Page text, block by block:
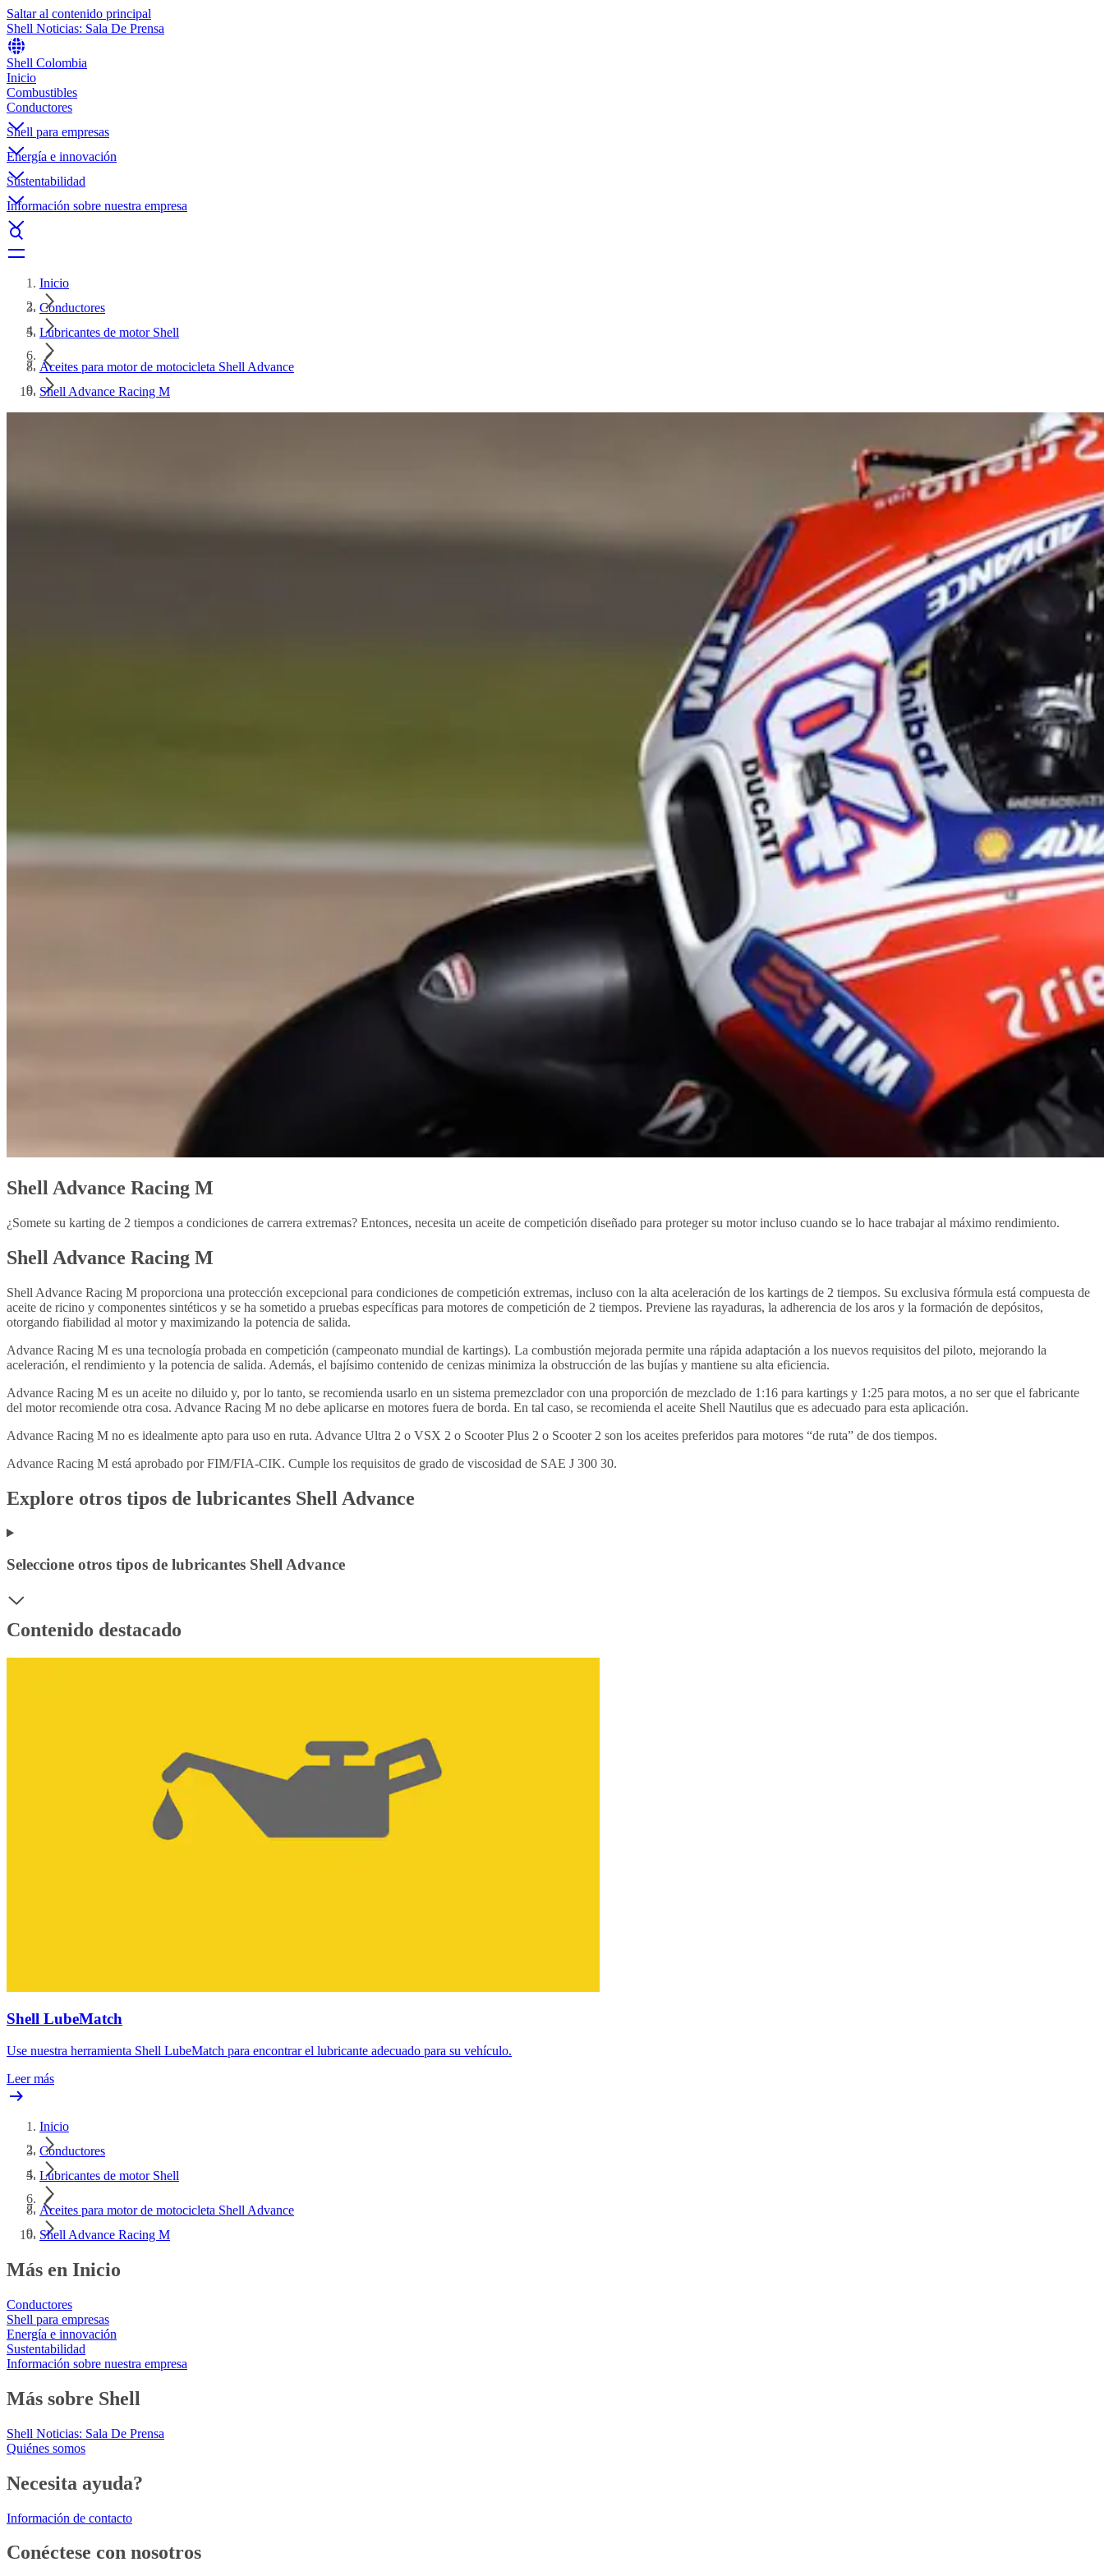
Saltar al contenido principal
Shell Noticias: Sala De Prensa
Shell Colombia
Inicio
Combustibles
Conductores
Shell para empresas
Energía e innovación
Sustentabilidad
Información sobre nuestra empresa
Inicio
Conductores
Lubricantes de motor Shell
Aceites para motor de motocicleta Shell Advance
Shell Advance Racing M
Shell Advance Racing M
¿Somete su karting de 2 tiempos a condiciones de carrera extremas? Entonces, necesita un aceite de competición diseñado para proteger su motor incluso cuando se lo hace trabajar al máximo rendimiento.
Shell Advance Racing M
Shell Advance Racing M proporciona una protección excepcional para condiciones de competición extremas, incluso con la alta aceleración de los kartings de 2 tiempos. Su exclusiva fórmula está compuesta de
aceite de ricino y componentes sintéticos y se ha sometido a pruebas específicas para motores de competición de 2 tiempos. Previene las rayaduras, la adherencia de los aros y la formación de depósitos,
otorgando fiabilidad al motor y maximizando la potencia de salida.
Advance Racing M es una tecnología probada en competición (campeonato mundial de kartings). La combustión mejorada permite una rápida adaptación a los nuevos requisitos del piloto, mejorando la
aceleración, el rendimiento y la potencia de salida. Además, el bajísimo contenido de cenizas minimiza la obstrucción de las bujías y mantiene su alta eficiencia.
Advance Racing M es un aceite no diluido y, por lo tanto, se recomienda usarlo en un sistema premezclador con una proporción de mezclado de 1:16 para kartings y 1:25 para motos, a no ser que el fabricante
del motor recomiende otra cosa. Advance Racing M no debe aplicarse en motores fuera de borda. En tal caso, se recomienda el aceite Shell Nautilus que es adecuado para esta aplicación.
Advance Racing M no es idealmente apto para uso en ruta. Advance Ultra 2 o VSX 2 o Scooter Plus 2 o Scooter 2 son los aceites preferidos para motores “de ruta” de dos tiempos.
Advance Racing M está aprobado por FIM/FIA-CIK. Cumple los requisitos de grado de viscosidad de SAE J 300 30.
Explore otros tipos de lubricantes Shell Advance
Seleccione otros tipos de lubricantes Shell Advance
Contenido destacado
Shell LubeMatch
Use nuestra herramienta Shell LubeMatch para encontrar el lubricante adecuado para su vehículo.
Leer más
Inicio
Conductores
Lubricantes de motor Shell
Aceites para motor de motocicleta Shell Advance
Shell Advance Racing M
Más en Inicio
Conductores
Shell para empresas
Energía e innovación
Sustentabilidad
Información sobre nuestra empresa
Más sobre Shell
Shell Noticias: Sala De Prensa
Quiénes somos
Necesita ayuda?
Información de contacto
Conéctese con nosotros